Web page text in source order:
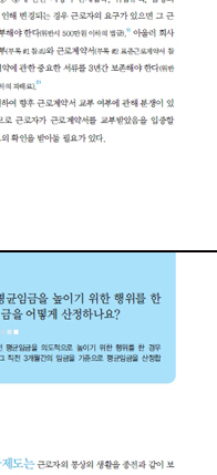
료했음에도 근로자가 계속
에 제한이 있나요?
서는 특별한 사유가 없어도
임금과 수습기간 이후에 지
가 부여나 퇴직금 지급을 위
간을 회사가 일방적으로 연
록 하는 계약을 체결할 수 있
를 보내면서 연수 후 일정
고 일정기간 전직을 금지하
직금을 받지 않기로 약정하